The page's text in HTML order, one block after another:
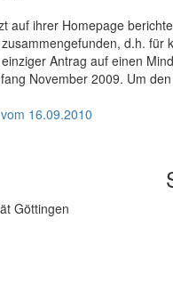
auf ihrer Homepage
d.h.
Antrag auf einen
November 2009. Um
16.09.2010
Göttingen